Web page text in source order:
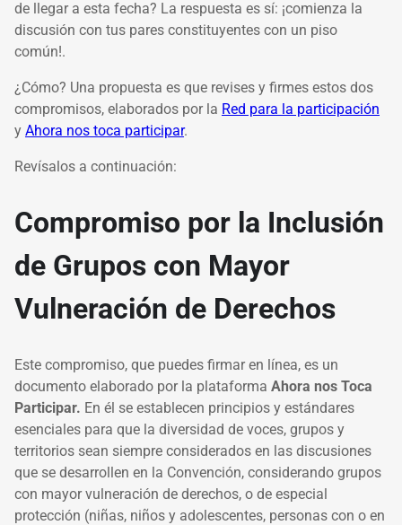
de llegar a esta fecha? La respuesta es sí: ¡comienza la
discusión con tus pares constituyentes con un piso
común!.
¿Cómo? Una propuesta es que revises y firmes estos dos
compromisos, elaborados por la Red para la participación
y Ahora nos toca participar.
Revísalos a continuación:
Compromiso por la Inclusión
de Grupos con Mayor
Vulneración de Derechos
Este compromiso, que puedes firmar en línea, es un
documento elaborado por la plataforma Ahora nos Toca
Participar. En él se establecen principios y estándares
esenciales para que la diversidad de voces, grupos y
territorios sean siempre considerados en las discusiones
que se desarrollen en la Convención, considerando grupos
con mayor vulneración de derechos, o de especial
protección (niñas, niños y adolescentes, personas con o en